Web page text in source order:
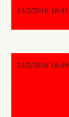
11/2/2016 16:41
11/2/2016 16:49